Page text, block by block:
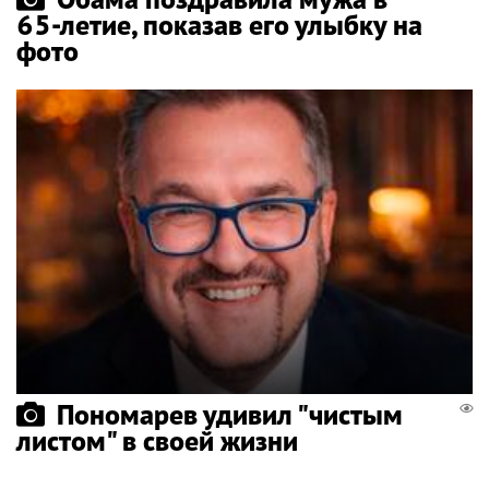
65-летие, показав его улыбку на
фото
Пономарев удивил "чистым
листом" в своей жизни